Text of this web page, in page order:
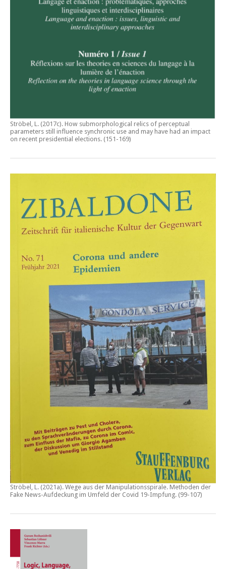
Ströbel, L. (2017c). How submorphological relics of perceptual
parameters still influence synchronic use and may have had an impact
on recent presidential elections. (151-169)
Ströbel, L. (2021a). Wege aus der Manipulationsspirale. Methoden der
Fake News-Aufdeckung im Umfeld der Covid 19-Impfung. (99-107)